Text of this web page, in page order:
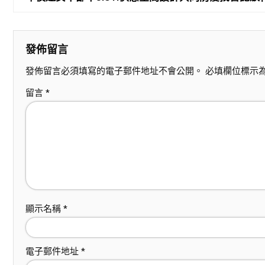
發佈留言
發佈留言必須填寫的電子郵件地址不會公開。 必填欄位標示
留言 *
顯示名稱 *
電子郵件地址 *